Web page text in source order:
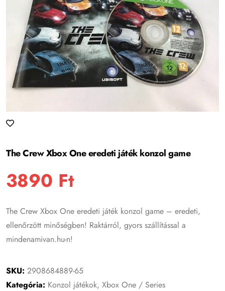
The Crew Xbox One eredeti játék konzol game
3890 Ft
The Crew Xbox One eredeti játék konzol game – eredeti,
ellenőrzött minőségben! Raktárról, gyors szállítással a
mindenamivan.hu-n!
SKU:2908684889-65
Kategória: Konzol játékok,Xbox One / Series